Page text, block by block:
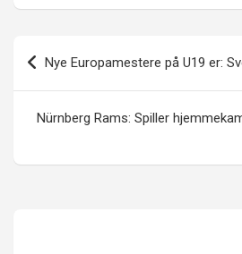
Innleggsnavigasjon
Nye Europamestere på U19 er:
Nürnberg Rams: Spiller